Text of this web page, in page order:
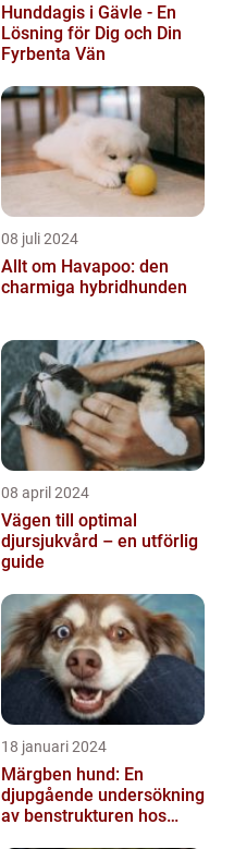
Hunddagis i Gävle - En
Lösning för Dig och Din
Fyrbenta Vän
08 juli 2024
Allt om Havapoo: den
charmiga hybridhunden
08 april 2024
Vägen till optimal
djursjukvård – en utförlig
guide
18 januari 2024
Märgben hund: En
djupgående undersökning
av benstrukturen hos